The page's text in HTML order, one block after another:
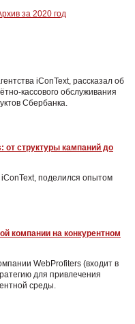
за 2020 год
iConText, рассказал об
кассового обслуживания
Сбербанка.
от структуры кампаний до
поделился опытом
компании на конкурентном
WebProfiters (входит в
для привлечения
среды.